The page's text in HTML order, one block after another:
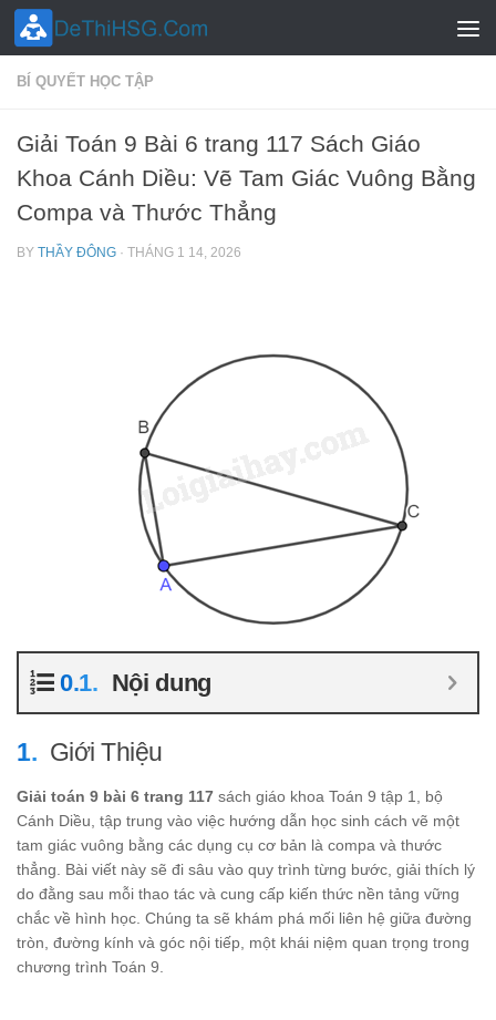
Skip to content
BÍ QUYẾT HỌC TẬP
Giải Toán 9 Bài 6 trang 117 Sách Giáo
Khoa Cánh Diều: Vẽ Tam Giác Vuông Bằng
Compa và Thước Thẳng
BY THẦY ĐÔNG · THÁNG 1 14, 2026
Nội dung
Giới Thiệu
Giải toán 9 bài 6 trang 117 sách giáo khoa Toán 9 tập 1, bộ
Cánh Diều, tập trung vào việc hướng dẫn học sinh cách vẽ một
tam giác vuông bằng các dụng cụ cơ bản là compa và thước
thẳng. Bài viết này sẽ đi sâu vào quy trình từng bước, giải thích lý
do đằng sau mỗi thao tác và cung cấp kiến thức nền tảng vững
chắc về hình học. Chúng ta sẽ khám phá mối liên hệ giữa đường
tròn, đường kính và góc nội tiếp, một khái niệm quan trọng trong
chương trình Toán 9.